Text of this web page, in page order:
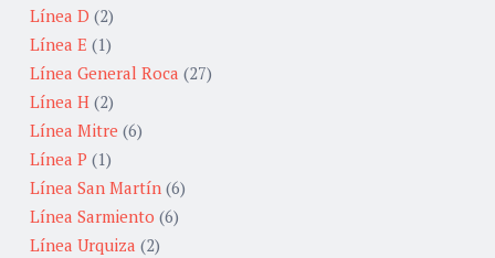
Línea D (2)
Línea E (1)
Línea General Roca (27)
Línea H (2)
Línea Mitre (6)
Línea P (1)
Línea San Martín (6)
Línea Sarmiento (6)
Línea Urquiza (2)